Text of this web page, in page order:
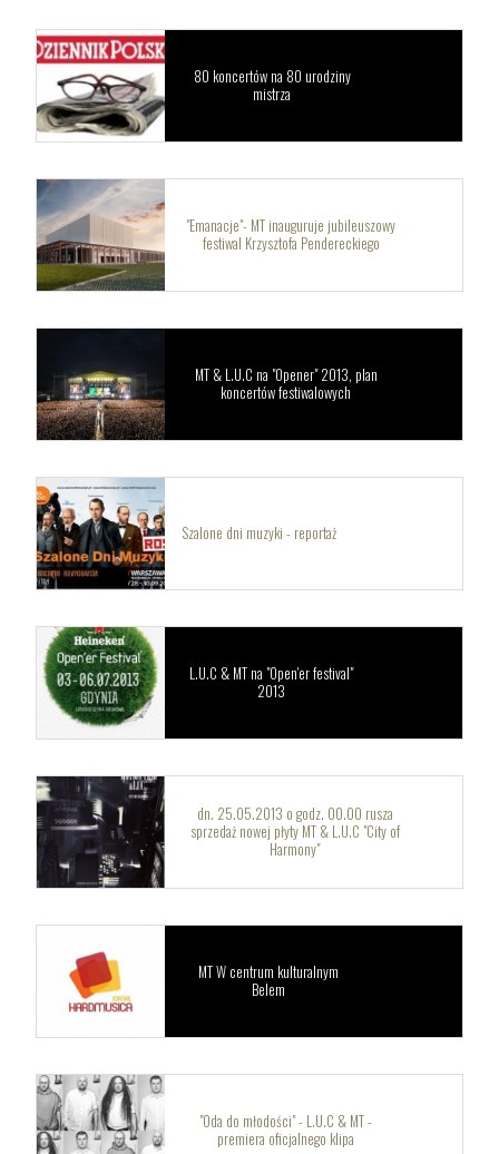
80 koncertów na 80 urodziny
mistrza
"Emanacje"- MT inauguruje jubileuszowy
festiwal Krzysztofa Pendereckiego
MT & L.U.C na "Opener" 2013, plan
koncertów festiwalowych
Szalone dni muzyki - reportaż
L.U.C & MT na "Open'er festival"
2013
dn. 25.05.2013 o godz. 00.00 rusza
sprzedaż nowej płyty MT & L.U.C "City of
Harmony"
MT W centrum kulturalnym
Belem
"Oda do młodości" - L.U.C & MT -
premiera oficjalnego klipa